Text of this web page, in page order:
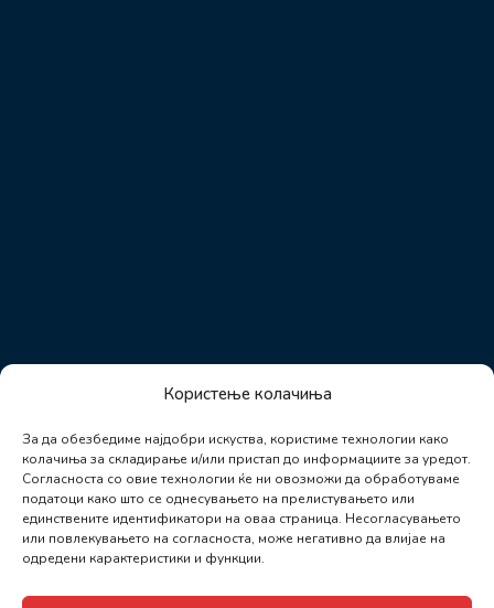
Користење колачиња
За да обезбедиме најдобри искуства, користиме технологии како
колачиња за складирање и/или пристап до информациите за уредот.
Согласноста со овие технологии ќе ни овозможи да обработуваме
податоци како што се однесувањето на прелистувањето или
единствените идентификатори на оваа страница. Несогласувањето
или повлекувањето на согласноста, може негативно да влијае на
одредени карактеристики и функции.